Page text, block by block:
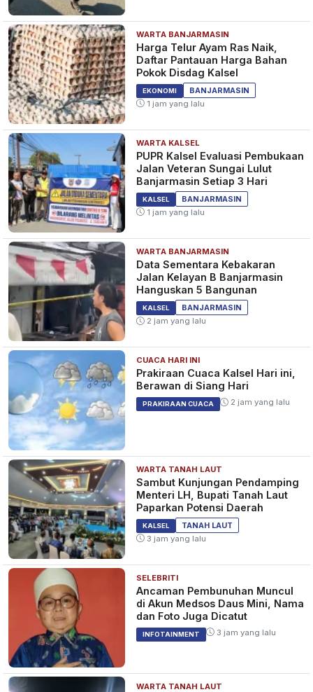
WARTA BANJARMASIN
Harga Telur Ayam Ras Naik,
Daftar Pantauan Harga Bahan
Pokok Disdag Kalsel
EKONOMI
BANJARMASIN
1 jam yang lalu
WARTA KALSEL
PUPR Kalsel Evaluasi Pembukaan
Jalan Veteran Sungai Lulut
Banjarmasin Setiap 3 Hari
KALSEL
BANJARMASIN
1 jam yang lalu
WARTA BANJARMASIN
Data Sementara Kebakaran
Jalan Kelayan B Banjarmasin
Hanguskan 5 Bangunan
KALSEL
BANJARMASIN
2 jam yang lalu
CUACA HARI INI
Prakiraan Cuaca Kalsel Hari ini,
Berawan di Siang Hari
PRAKIRAAN CUACA 2 jam yang lalu
WARTA TANAH LAUT
Sambut Kunjungan Pendamping
Menteri LH, Bupati Tanah Laut
Paparkan Potensi Daerah
KALSEL
TANAH LAUT
3 jam yang lalu
SELEBRITI
Ancaman Pembunuhan Muncul
di Akun Medsos Daus Mini, Nama
dan Foto Juga Dicatut
INFOTAINMENT 3 jam yang lalu
WARTA TANAH LAUT